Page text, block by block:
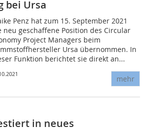
bei Ursa
Penz hat zum 15. September 2021
neu geschaffene Position des Circular
Project Managers beim
Ursa übernommen. In
Funktion berichtet sie direkt an...
mehr
in neues